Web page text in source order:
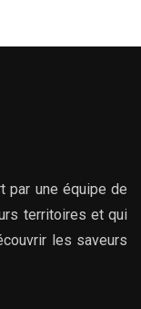
par une équipe de
territoires et qui
les saveurs